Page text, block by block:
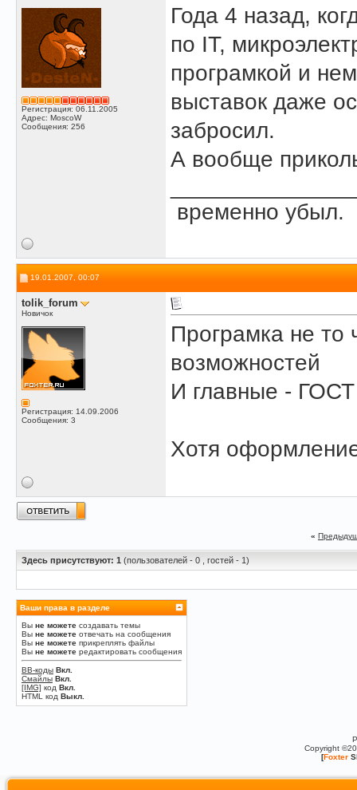
Регистрация: 06.11.2005
Адрес: MoscoW
Сообщения: 256
Года 4 назад,
по IT,
програмкой и
выставок даже
забросил.
А вообще
временно убыл.
19.01.2007, 00:07
tolik_forum
Новичок
Регистрация: 14.09.2006
Сообщения: 3
Програмка не то
возможностей
И главные -
Хотя
«
Здесь присутствуют: 1 (пользователей - 0 , гостей - 1)
Ваши права в разделе
Вы не можете создавать темы
Вы не можете отвечать на сообщения
Вы не можете прикреплять файлы
Вы не можете редактировать сообщения
BB-коды Вкл.
Смайлы Вкл.
[IMG] код Вкл.
HTML код Выкл.
Copyright
[Foxter